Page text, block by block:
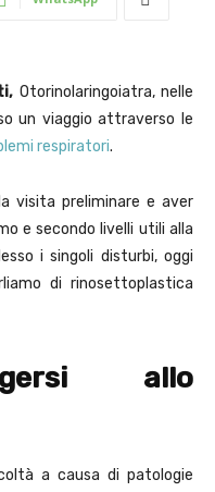
Otorinolaringoiatra, nelle
un viaggio attraverso le
respiratori.
visita preliminare e aver
e secondo livelli utili alla
i singoli disturbi, oggi
di rinosettoplastica
allo
a causa di patologie